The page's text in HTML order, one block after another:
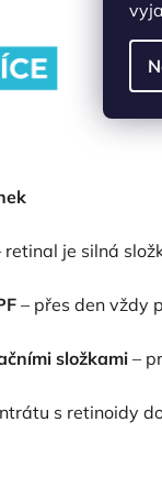
retinal je silná
– přes den vždy
složkami –
s retinoidy